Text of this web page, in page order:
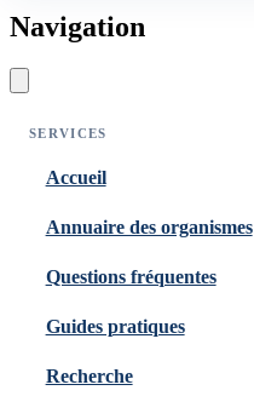
Navigation
SERVICES
Accueil
Annuaire des organismes
Questions fréquentes
Guides pratiques
Recherche